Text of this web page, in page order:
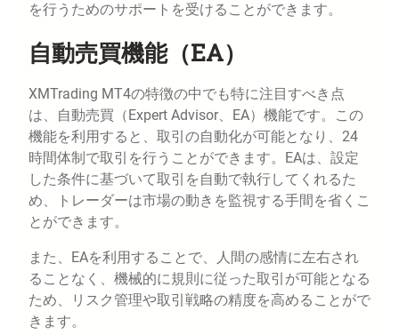
を行うためのサポートを受けることができます。
自動売買機能（EA）
XMTrading MT4の特徴の中でも特に注目すべき点
は、自動売買（Expert Advisor、EA）機能です。この
機能を利用すると、取引の自動化が可能となり、24
時間体制で取引を行うことができます。EAは、設定
した条件に基づいて取引を自動で執行してくれるた
め、トレーダーは市場の動きを監視する手間を省くこ
とができます。
また、EAを利用することで、人間の感情に左右され
ることなく、機械的に規則に従った取引が可能となる
ため、リスク管理や取引戦略の精度を高めることがで
きます。